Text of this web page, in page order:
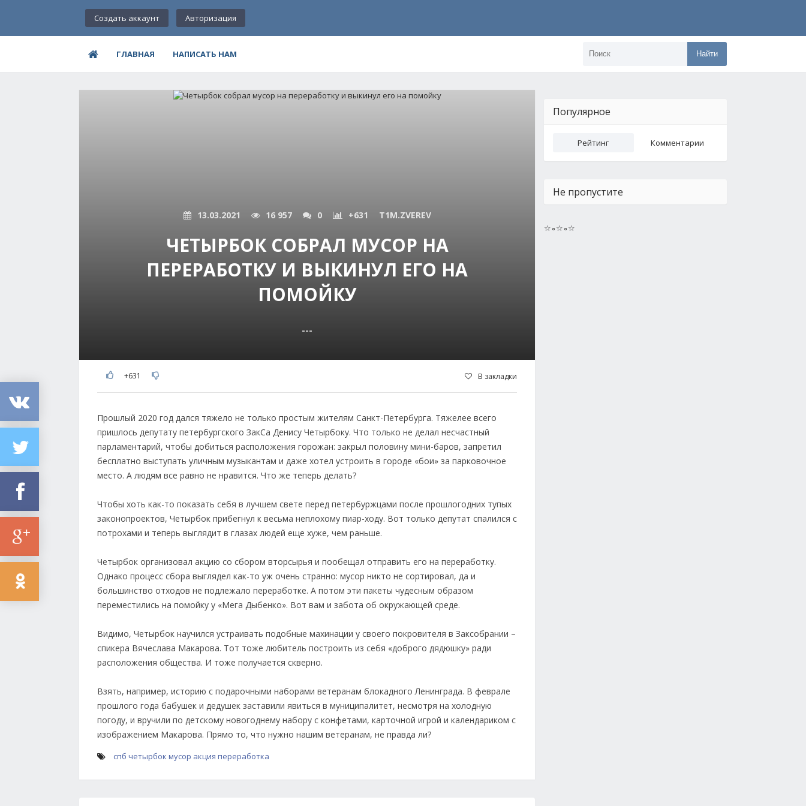
Создать аккаунт Авторизация
ГЛАВНАЯ НАПИСАТЬ НАМ Найти
13.03.2021 16 957 0 +631 T1M.ZVEREV
ЧЕТЫРБОК СОБРАЛ МУСОР НА
ПЕРЕРАБОТКУ И ВЫКИНУЛ ЕГО НА
ПОМОЙКУ
---
+631 В закладки
Прошлый 2020 год дался тяжело не только простым жителям Санкт-Петербурга. Тяжелее всего
пришлось депутату петербургского ЗакСа Денису Четырбоку. Что только не делал несчастный
парламентарий, чтобы добиться расположения горожан: закрыл половину мини-баров, запретил
бесплатно выступать уличным музыкантам и даже хотел устроить в городе «бои» за парковочное
место. А людям все равно не нравится. Что же теперь делать?
Чтобы хоть как-то показать себя в лучшем свете перед петербуржцами после прошлогодних тупых
законопроектов, Четырбок прибегнул к весьма неплохому пиар-ходу. Вот только депутат спалился с
потрохами и теперь выглядит в глазах людей еще хуже, чем раньше.
Четырбок организовал акцию со сбором вторсырья и пообещал отправить его на переработку.
Однако процесс сбора выглядел как-то уж очень странно: мусор никто не сортировал, да и
большинство отходов не подлежало переработке. А потом эти пакеты чудесным образом
переместились на помойку у «Мега Дыбенко». Вот вам и забота об окружающей среде.
Видимо, Четырбок научился устраивать подобные махинации у своего покровителя в Заксобрании –
спикера Вячеслава Макарова. Тот тоже любитель построить из себя «доброго дядюшку» ради
расположения общества. И тоже получается скверно.
Взять, например, историю с подарочными наборами ветеранам блокадного Ленинграда. В феврале
прошлого года бабушек и дедушек заставили явиться в муниципалитет, несмотря на холодную
погоду, и вручили по детскому новогоднему набору с конфетами, карточной игрой и календариком с
изображением Макарова. Прямо то, что нужно нашим ветеранам, не правда ли?
спб четырбок мусор акция переработка
Популярное
Рейтинг Комментарии
Не пропустите
☆∘☆∘☆